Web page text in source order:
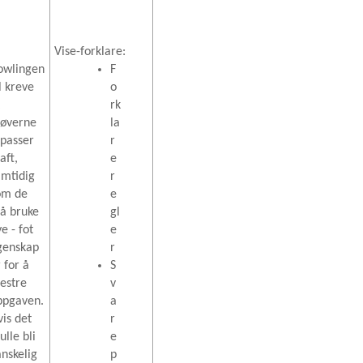
kreve
de
bruke
- fot
for å
det
bli
Vise-forklare:
F
o
rk
la
r
e
r
e
gl
e
r
S
v
a
r
e
p